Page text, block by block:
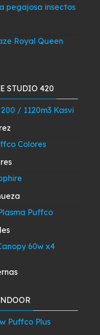
$32.900.
actual
pegajosa insectos
precioRoyal Queen
STUDIO 420
/ 1120m3 Kasvi
Colores
Puffco
60w x4
Puffco Plus